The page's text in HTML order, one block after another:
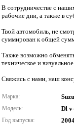
В сотрудничестве с
рабочие дни, а также в
Твой автомобиль, не
суммирован к общей
Также возможно
техническое и
Свяжись с нами, наш
Марка:
Модель: Dl
Год выпуска: